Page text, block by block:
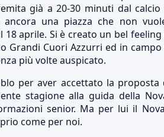
già a 20-30 minuti dal
ancora una piazza che non
18 aprile. Si è creato un bel
Grandi Cuori Azzurri ed in
più volte auspicato.
per aver accettato la
stagione alla guida della
senior. Ma per lui il
come per noi.